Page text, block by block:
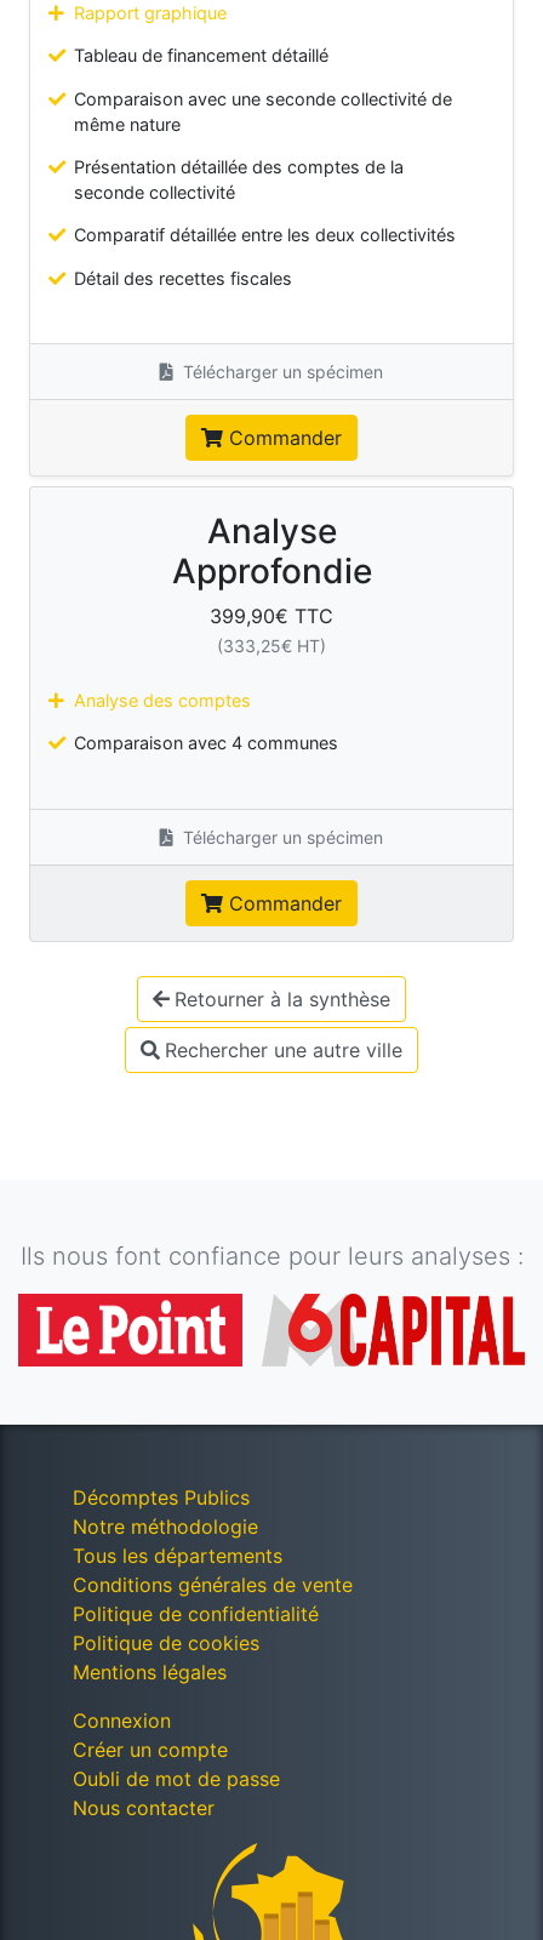
Rapport graphique
Tableau de financement détaillé
Comparaison avec une seconde collectivité de
même nature
Présentation détaillée des comptes de la
seconde collectivité
Comparatif détaillée entre les deux collectivités
Détail des recettes fiscales
Télécharger un spécimen
Commander
Analyse
Approfondie
399,90€ TTC
(333,25€ HT)
Analyse des comptes
Comparaison avec 4 communes
Télécharger un spécimen
Commander
Retourner à la synthèse
Rechercher une autre ville
Ils nous font confiance pour leurs analyses :
Décomptes Publics
Notre méthodologie
Tous les départements
Conditions générales de vente
Politique de confidentialité
Politique de cookies
Mentions légales
Connexion
Créer un compte
Oubli de mot de passe
Nous contacter